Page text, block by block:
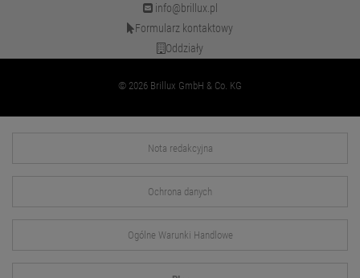
info@brillux.pl
Formularz kontaktowy
Oddziały
© 2026 Brillux GmbH & Co. KG
Nota redakcyjna
Ochrona danych
Ogólne Warunki Handlowe